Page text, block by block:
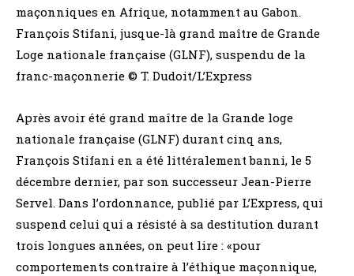
maçonniques en Afrique, notamment au Gabon.
François Stifani, jusque-là grand maître de Grande
Loge nationale française (GLNF), suspendu de la
franc-maçonnerie © T. Dudoit/L’Express
Après avoir été grand maître de la Grande loge
nationale française (GLNF) durant cinq ans,
François Stifani en a été littéralement banni, le 5
décembre dernier, par son successeur Jean-Pierre
Servel. Dans l’ordonnance, publié par L’Express, qui
suspend celui qui a résisté à sa destitution durant
trois longues années, on peut lire : «pour
comportements contraire à l’éthique maçonnique,